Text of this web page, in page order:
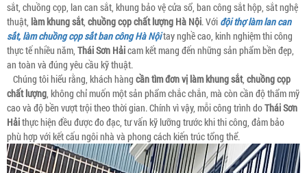
sắt, chuồng cọp, lan can sắt, khung bảo vệ cửa sổ, ban công sắt hộp, sắt nghệ
thuật, làm khung sắt, chuồng cọp chất lượng Hà Nội. Với đội thợ làm lan can
sắt, làm chuồng cọp sắt ban công Hà Nộitay nghề cao, kinh nghiệm thi công
thực tế nhiều năm, Thái Sơn Hảicam kết mang đến những sản phẩm bền đẹp,
an toàn và đúng yêu cầu kỹ thuật.
Chúng tôi hiểu rằng, khách hàng cần tìm đơn vị làm khung sắt, chuồng cọp
chất lượng, không chỉ muốn một sản phẩm chắc chắn, mà còn cần độ thẩm mỹ
cao và độ bền vượt trội theo thời gian. Chính vì vậy, mỗi công trình doThái Sơn
Hảithực hiện đều được đo đạc, tư vấn kỹ lưỡng trước khi thi công, đảm bảo
phù hợp với kết cấu ngôi nhà và phong cách kiến trúc tổng thể.